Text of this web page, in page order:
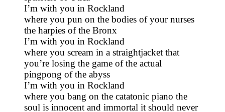
I’m with you in Rockland
where you pun on the bodies of your nurses
the harpies of the Bronx
I’m with you in Rockland
where you scream in a straightjacket that
you’re losing the game of the actual
pingpong of the abyss
I’m with you in Rockland
where you bang on the catatonic piano the
soul is innocent and immortal it should never